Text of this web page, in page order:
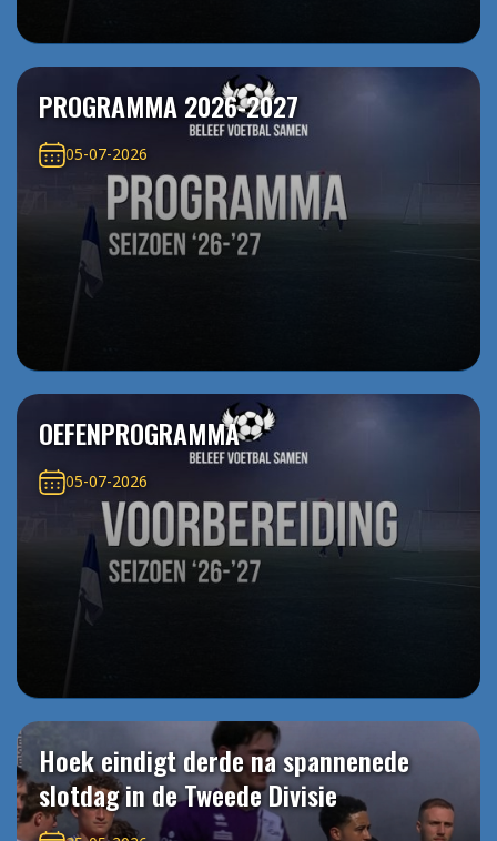
PROGRAMMA 2026-2027
05-07-2026
OEFENPROGRAMMA
05-07-2026
Hoek eindigt derde na spannenede
slotdag in de Tweede Divisie